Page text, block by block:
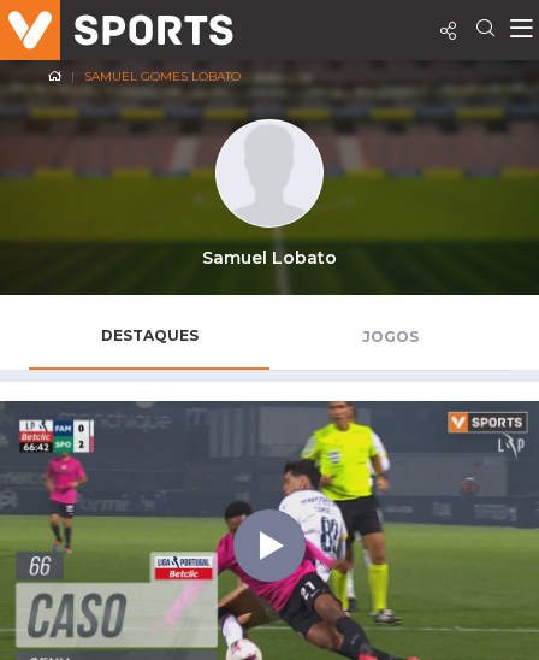
SAMUEL GOMES LOBATO
Samuel Lobato
DESTAQUES JOGOS